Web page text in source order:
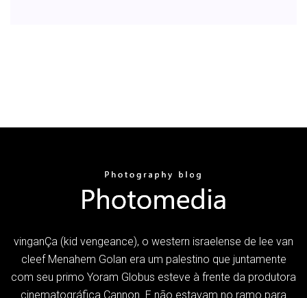
vinganÇa (kid vengeance), o western israelense de lee van
cleef Menahem Golan era um palestino que juntamente
com seu primo Yoram Globus esteve à frente da produtora
cinematográfica Cannon. E não estavam no ramo para